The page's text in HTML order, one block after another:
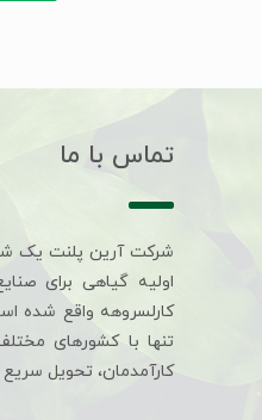
تماس با ما
شرکت آرین پلنت یک
اولیه گیاهی برای
کارلسروهه واقع شده
تنها با کشورهای
کارآمدمان، تحویل